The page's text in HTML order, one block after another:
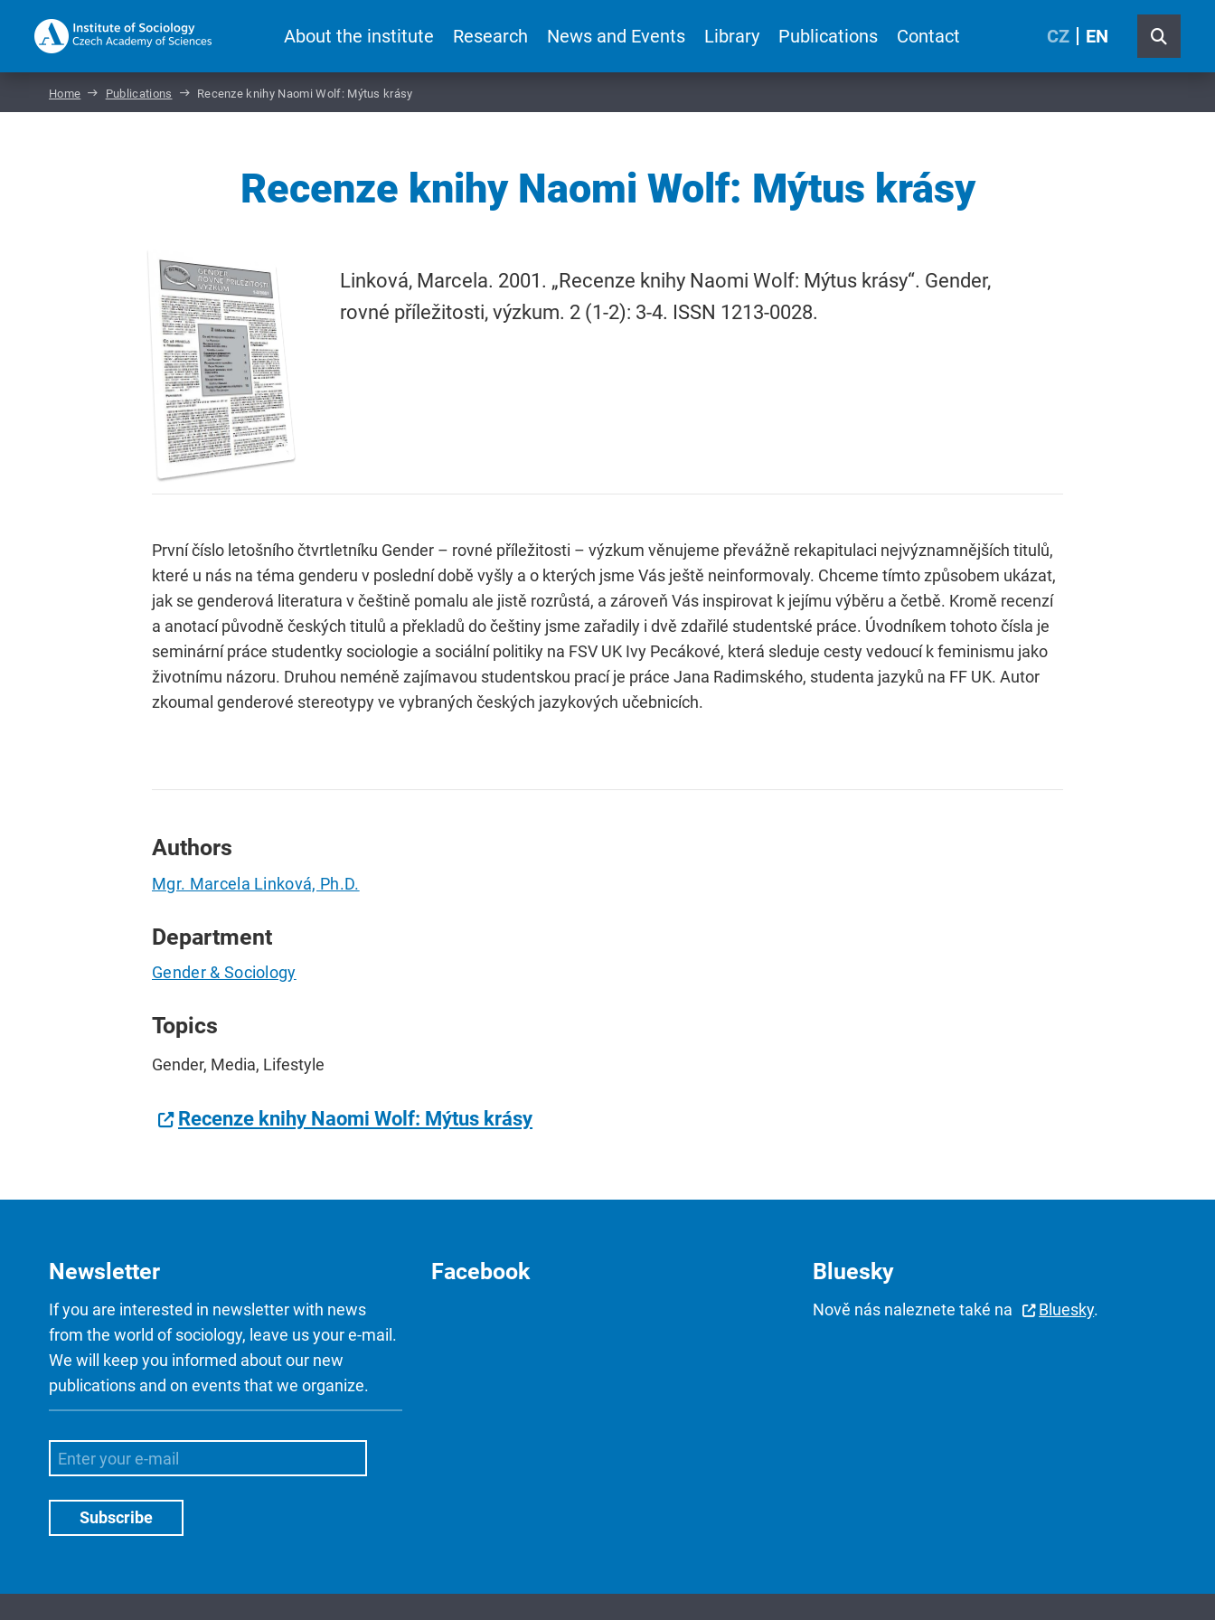
About the institute Research News and Events Library Publications Contact CZ EN
Home Publications Recenze knihy Naomi Wolf: Mýtus krásy
Recenze knihy Naomi Wolf: Mýtus krásy
Linková, Marcela. 2001. „Recenze knihy Naomi Wolf: Mýtus krásy“. Gender,
rovné příležitosti, výzkum. 2 (1-2): 3-4. ISSN 1213-0028.
První číslo letošního čtvrtletníku Gender – rovné příležitosti – výzkum věnujeme převážně rekapitulaci nejvýznamnějších titulů,
které u nás na téma genderu v poslední době vyšly a o kterých jsme Vás ještě neinformovaly. Chceme tímto způsobem ukázat,
jak se genderová literatura v češtině pomalu ale jistě rozrůstá, a zároveň Vás inspirovat k jejímu výběru a četbě. Kromě recenzí
a anotací původně českých titulů a překladů do češtiny jsme zařadily i dvě zdařilé studentské práce. Úvodníkem tohoto čísla je
seminární práce studentky sociologie a sociální politiky na FSV UK Ivy Pecákové, která sleduje cesty vedoucí k feminismu jako
životnímu názoru. Druhou neméně zajímavou studentskou prací je práce Jana Radimského, studenta jazyků na FF UK. Autor
zkoumal genderové stereotypy ve vybraných českých jazykových učebnicích.
Authors
Mgr. Marcela Linková, Ph.D.
Department
Gender & Sociology
Topics
Gender, Media, Lifestyle
Recenze knihy Naomi Wolf: Mýtus krásy
Newsletter
If you are interested in newsletter with news
from the world of sociology, leave us your e-mail.
We will keep you informed about our new
publications and on events that we organize.
Facebook Bluesky
Nově nás naleznete také na Bluesky.